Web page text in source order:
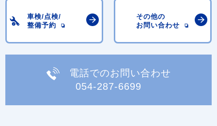
車検/点検/
整備予約
その他の
お問い合わせ
電話でのお問い合わせ
054-287-6699